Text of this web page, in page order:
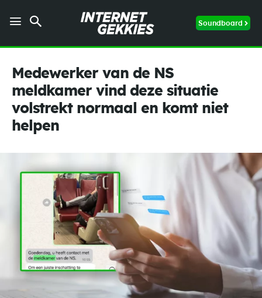
Soundboard
Medewerker van de NS
meldkamer vind deze situatie
volstrekt normaal en komt niet
helpen